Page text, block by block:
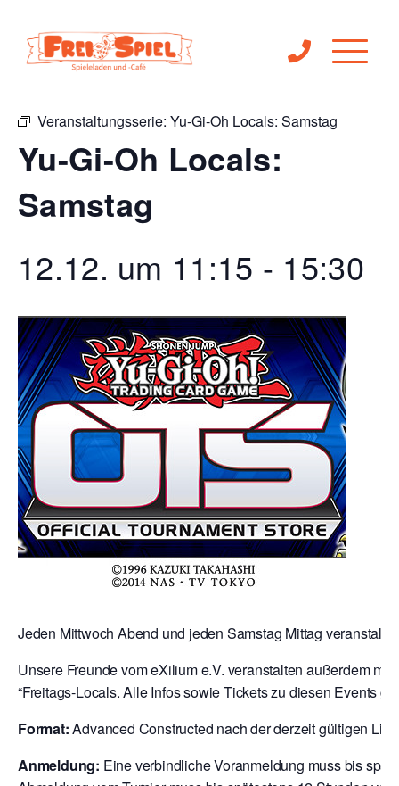
« Alle Veranstaltungen
Veranstaltungsserie: Yu-Gi-Oh Locals: Samstag
Yu-Gi-Oh Locals:
Samstag
12.12. um 11:15 - 15:30
Jeden Mittwoch Abend und jeden Samstag Mittag
Unsere Freunde vom eXilium e.V. veranstalten außerdem
“Freitags-Locals. Alle Infos sowie Tickets zu diesen Events
Format:Advanced Constructed nach der derzeit gültigen
Anmeldung: Eine verbindliche Voranmeldung muss bis